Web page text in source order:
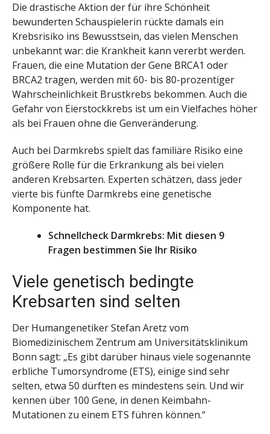
Die drastische Aktion der für ihre Schönheit
bewunderten Schauspielerin rückte damals ein
Krebsrisiko ins Bewusstsein, das vielen Menschen
unbekannt war: die Krankheit kann vererbt werden.
Frauen, die eine Mutation der Gene BRCA1 oder
BRCA2 tragen, werden mit 60- bis 80-prozentiger
Wahrscheinlichkeit Brustkrebs bekommen. Auch die
Gefahr von Eierstockkrebs ist um ein Vielfaches höher
als bei Frauen ohne die Genveränderung.
Auch bei Darmkrebs spielt das familiäre Risiko eine
größere Rolle für die Erkrankung als bei vielen
anderen Krebsarten. Experten schätzen, dass jeder
vierte bis fünfte Darmkrebs eine genetische
Komponente hat.
Schnellcheck Darmkrebs: Mit diesen 9
Fragen bestimmen Sie Ihr Risiko
Viele genetisch bedingte
Krebsarten sind selten
Der Humangenetiker Stefan Aretz vom
Biomedizinischem Zentrum am Universitätsklinikum
Bonn sagt: „Es gibt darüber hinaus viele sogenannte
erbliche Tumorsyndrome (ETS), einige sind sehr
selten, etwa 50 dürften es mindestens sein. Und wir
kennen über 100 Gene, in denen Keimbahn-
Mutationen zu einem ETS führen können.“